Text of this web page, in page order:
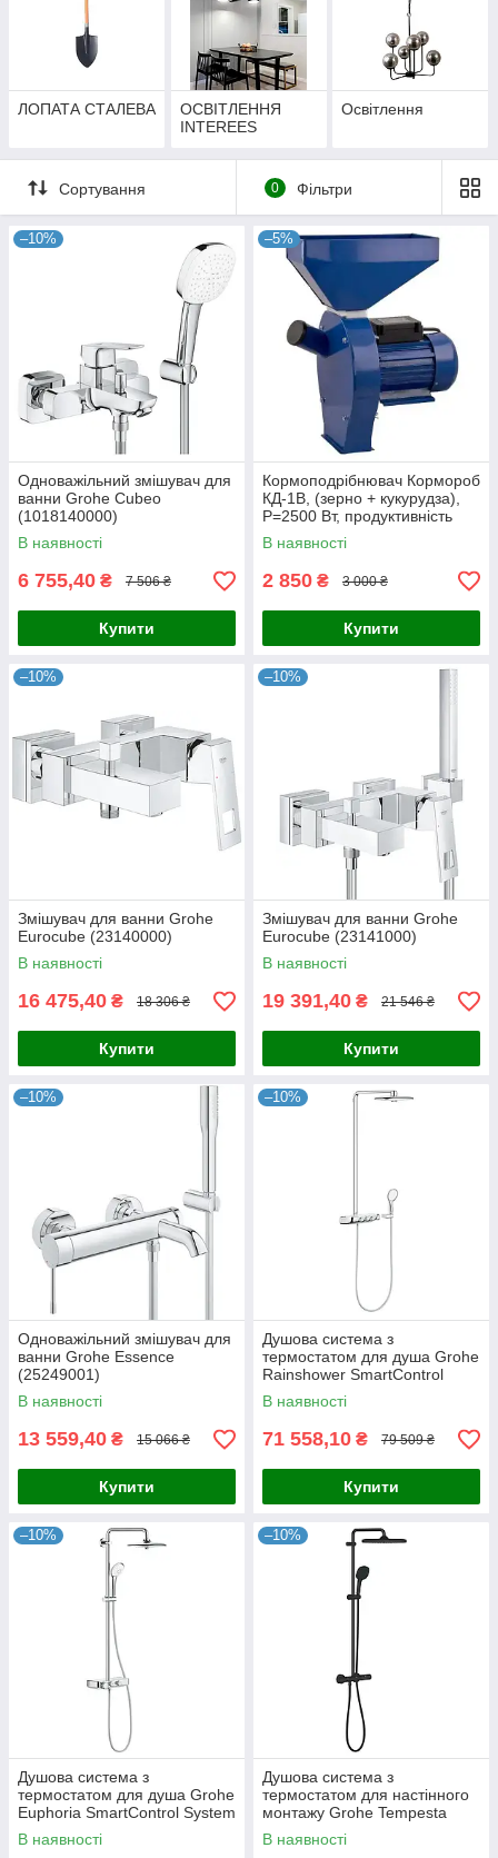
ЛОПАТА СТАЛЕВА
ОСВІТЛЕННЯ
INTEREES
Освітлення
Сортування 0 Фільтри
–10%
Одноважільний змішувач для
ванни Grohe Cubeo
(1018140000)
В наявності
6 755,40 ₴ 7 506 ₴
Купити
–5%
Кормоподрібнювач Кормороб
КД-1В, (зерно + кукурудза),
P=2500 Вт, продуктивність
макс. - 240кг/год.
В наявності
2 850 ₴ 3 000 ₴
Купити
–10%
Змішувач для ванни Grohe
Eurocube (23140000)
В наявності
16 475,40 ₴ 18 306 ₴
Купити
–10%
Змішувач для ванни Grohe
Eurocube (23141000)
В наявності
19 391,40 ₴ 21 546 ₴
Купити
–10%
Одноважільний змішувач для
ванни Grohe Essence
(25249001)
В наявності
13 559,40 ₴ 15 066 ₴
Купити
–10%
Душова система з
термостатом для душа Grohe
Rainshower SmartControl
(26250000)
В наявності
71 558,10 ₴ 79 509 ₴
Купити
–10%
Душова система з
термостатом для душа Grohe
Euphoria SmartControl System
(26509000)
В наявності
–10%
Душова система з
термостатом для настінного
монтажу Grohe Tempesta
System 250 Cube
(266892431)
В наявності